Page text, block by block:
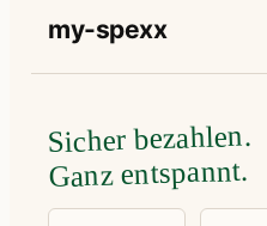
my-spexx
Sicher bezahlen.
Ganz entspannt.